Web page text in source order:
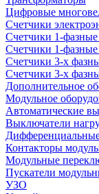
Цифровые
Счетчики
Счетчики 1-
Счетчики 1-
Счетчики 3-х
Счетчики 3-х
Дополнительное
Модульное
Автоматические
Выключатели
Контакторы
Модульные
Пускатели
УЗО